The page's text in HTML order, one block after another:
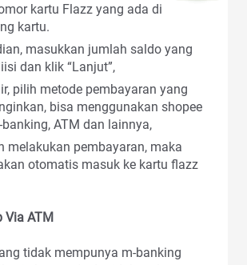
kartu Flazz yang ada di
kartu.
masukkan jumlah saldo yang
dan klik “Lanjut”,
pilih metode pembayaran yang
bisa menggunakan shopee
banking, ATM dan lainnya,
melakukan pembayaran, maka
otomatis masuk ke kartu flazz
Via ATM
tidak mempunya m-banking